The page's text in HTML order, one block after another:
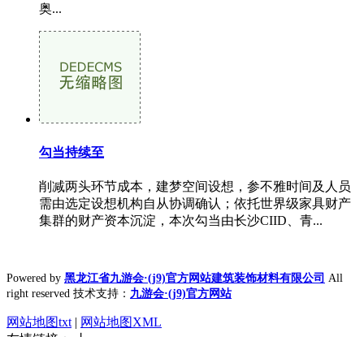
奥...
勾当持续至
削减两头环节成本，建梦空间设想，参不雅时间及人员
需由选定设想机构自从协调确认；依托世界级家具财产
集群的财产资本沉淀，本次勾当由长沙CIID、青...
Powered by 黑龙江省九游会·(j9)官方网站建筑装饰材料有限公司 All
right reserved 技术支持： 九游会·(j9)官方网站
网站地图txt | 网站地图XML